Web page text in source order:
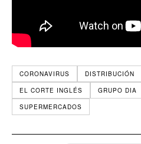
CORONAVIRUS DISTRIBUCIÓN
EL CORTE INGLÉS
GRUPO DIA
SUPERMERCADOS